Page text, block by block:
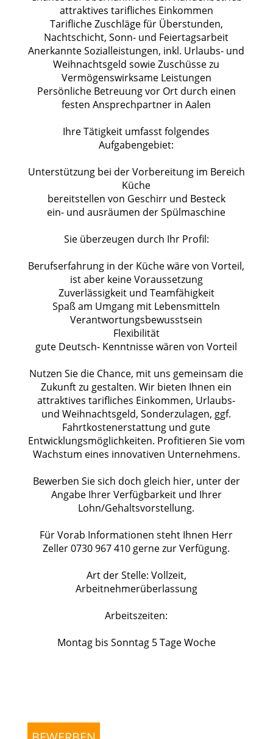
attraktives tarifliches Einkommen
Tarifliche Zuschläge für Überstunden,
Nachtschicht, Sonn- und Feiertagsarbeit
Anerkannte Sozialleistungen, inkl. Urlaubs- und
Weihnachtsgeld sowie Zuschüsse zu
Vermögenswirksame Leistungen
Persönliche Betreuung vor Ort durch einen
festen Ansprechpartner in Aalen
Ihre Tätigkeit umfasst folgendes
Aufgabengebiet:
Unterstützung bei der Vorbereitung im Bereich
Küche
bereitstellen von Geschirr und Besteck
ein- und ausräumen der Spülmaschine
Sie überzeugen durch Ihr Profil:
Berufserfahrung in der Küche wäre von Vorteil,
ist aber keine Voraussetzung
Zuverlässigkeit und Teamfähigkeit
Spaß am Umgang mit Lebensmitteln
Verantwortungsbewusstsein
Flexibilität
gute Deutsch- Kenntnisse wären von Vorteil
Nutzen Sie die Chance, mit uns gemeinsam die
Zukunft zu gestalten. Wir bieten Ihnen ein
attraktives tarifliches Einkommen, Urlaubs-
und Weihnachtsgeld, Sonderzulagen, ggf.
Fahrtkostenerstattung und gute
Entwicklungsmöglichkeiten. Profitieren Sie vom
Wachstum eines innovativen Unternehmens.
Bewerben Sie sich doch gleich hier, unter der
Angabe Ihrer Verfügbarkeit und Ihrer
Lohn/Gehaltsvorstellung.
Für Vorab Informationen steht Ihnen Herr
Zeller 0730 967 410 gerne zur Verfügung.
Art der Stelle: Vollzeit,
Arbeitnehmerüberlassung
Arbeitszeiten:
Montag bis Sonntag 5 Tage Woche